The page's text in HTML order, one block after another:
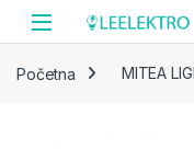
Skip to navigation
Skip to content
Početna MITEA